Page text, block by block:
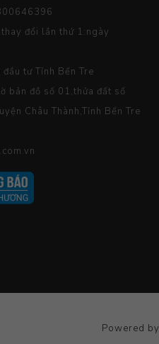
đổi lần thứ 1:ngày
tư Tỉnh Bến Tre
bản đồ số 01,thửa đất số
Châu Thành,Tỉnh Bến Tre
Powered by